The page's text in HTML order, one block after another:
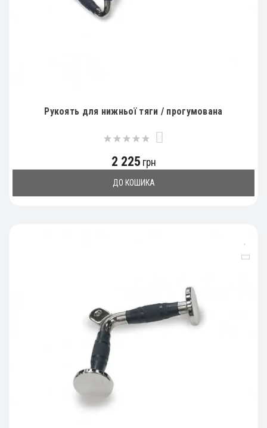
Рукоять для нижньої тяги / прогумована
2 225 грн
ДО КОШИКА